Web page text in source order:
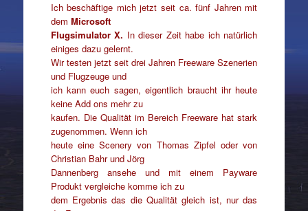
Ich beschäftige mich jetzt seit ca. fünf Jahren mit
dem Microsoft
Flugsimulator X. In dieser Zeit habe ich natürlich
einiges dazu gelernt.
Wir testen jetzt seit drei Jahren Freeware Szenerien
und Flugzeuge und
ich kann euch sagen, eigentlich braucht ihr heute
keine Add ons mehr zu
kaufen. Die Qualität im Bereich Freeware hat stark
zugenommen. Wenn ich
heute eine Scenery von Thomas Zipfel oder von
Christian Bahr und Jörg
Dannenberg ansehe und mit einem Payware
Produkt vergleiche komme ich zu
dem Ergebnis das die Qualität gleich ist, nur das